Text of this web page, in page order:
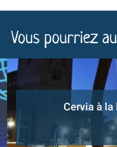
Vous pourriez
Cervia à la